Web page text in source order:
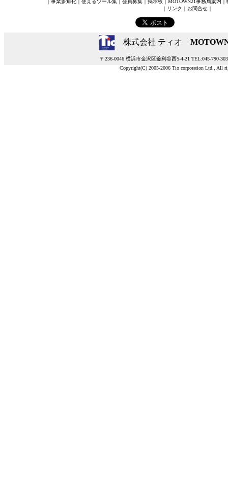
事業多角化 使えるツール集 会員募集 掲示板 MOTOWN21事務局案内
｜ リンク ｜ お問合せ｜
株式会社 ティオ
〒236-0046 横浜市金沢区釜利谷西5-4-21 TEL:045-790-
Copyright(C) 2005-2006 Tio corporation Ltd., All